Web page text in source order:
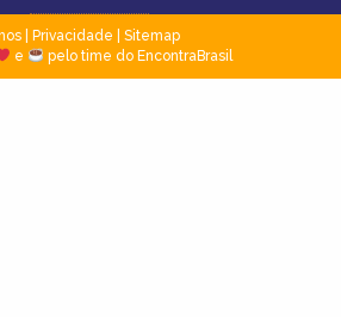
| Privacidade
Sitemap
e pelo time do EncontraBrasil